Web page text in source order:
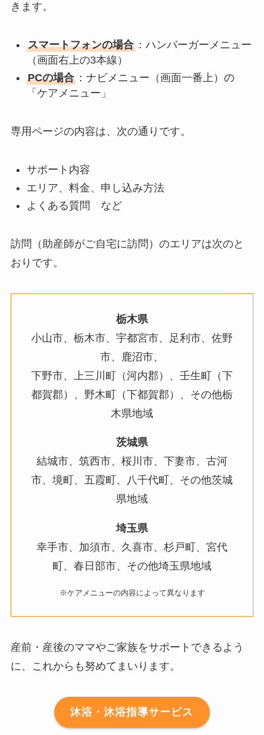
きます。
スマートフォンの場合：ハンバーガーメニュー
（画面右上の3本線）
PCの場合：ナビメニュー（画面一番上）の
「ケアメニュー」
専用ページの内容は、次の通りです。
サポート内容
エリア、料金、申し込み方法
よくある質問 など
訪問（助産師がご自宅に訪問）のエリアは次のと
おりです。
栃木県
小山市、栃木市、宇都宮市、足利市、佐野
市、鹿沼市、
下野市、上三川町（河内郡）、壬生町（下
都賀郡）、野木町（下都賀郡）、その他栃
木県地域
茨城県
結城市、筑西市、桜川市、下妻市、古河
市、境町、五霞町、八千代町、その他茨城
県地域
埼玉県
幸手市、加須市、久喜市、杉戸町、宮代
町、春日部市、その他埼玉県地域
※ケアメニューの内容によって異なります
産前・産後のママやご家族をサポートできるよう
に、これからも努めてまいります。
沐浴・沐浴指導サービス